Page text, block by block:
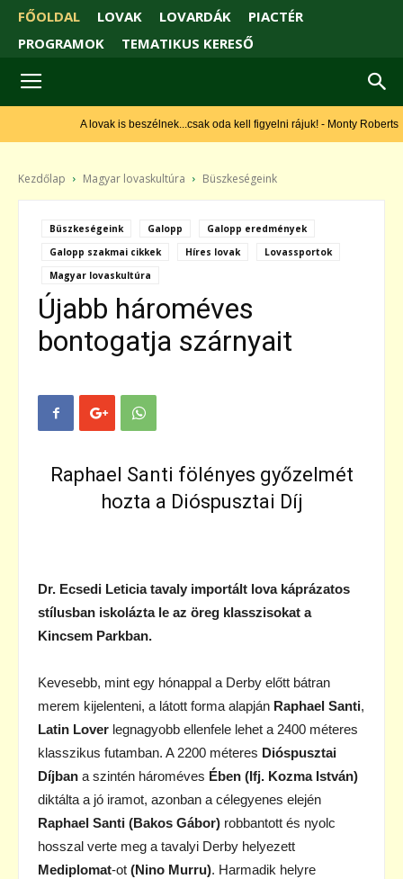
FŐOLDAL LOVAK LOVARDÁK
PIACTÉR
PROGRAMOK
TEMATIKUS KERESŐ
A lovak is beszélnek...csak oda kell figyelni rájuk! - Monty Roberts
Kezdőlap Magyar lovaskultúra Büszkeségeink
Büszkeségeink Galopp
Galopp eredmények
Galopp szakmai cikkek
Híres lovak
Lovassportok
Magyar lovaskultúra
Újabb hároméves
bontogatja szárnyait
Raphael Santi fölényes győzelmét
hozta a Dióspusztai Díj
Dr. Ecsedi Leticia tavaly importált lova káprázatos
stílusban iskolázta le az öreg klasszisokat a
Kincsem Parkban.
Kevesebb, mint egy hónappal a Derby előtt bátran
merem kijelenteni, a látott forma alapján Raphael Santi,
Latin Lover legnagyobb ellenfele lehet a 2400 méteres
klasszikus futamban. A 2200 méteres Dióspusztai
Díjban a szintén hároméves Ében (Ifj. Kozma István)
diktálta a jó iramot, azonban a célegyenes elején
Raphael Santi (Bakos Gábor) robbantott és nyolc
hosszal verte meg a tavalyi Derby helyezett
Mediplomat-ot (Nino Murru). Harmadik helyre